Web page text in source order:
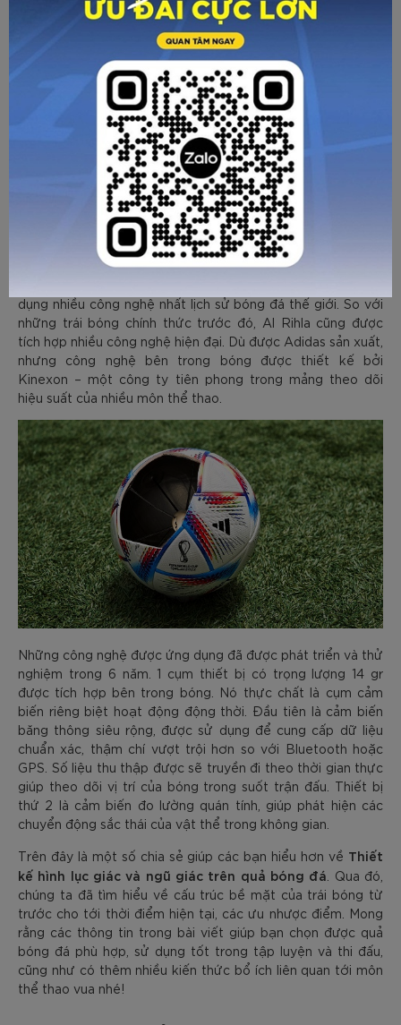
Tới năm 2018, tổng chiều dài đường gờ trên Telstar 18 hơn
Ở kỳ World Cup gần đây nhất diễn ra ở Qatar, quả bóng Al
Rihla với 20 mảnh ghép, được in mực nước và gắn keo. 8
trong số đó có dạng tam giác với các cạnh có độ ráp như
nhau, 12 mảnh còn lại lớn hơn có hình dáng như kem ốc quế.
Và thay vì sử dụng các họa tiết nổi để tăng độ ráp cho bề
mặt giống như các quả bóng trước thì Al Rihla lại được bao
phủ bởi nhiều vết lõm giúp cho bề mặt trở nên tương đối
trơn nhẵn so với các trái bóng được sử dụng trong các kỳ
World Cup trước đó. Để cân bằng, đường nối của Al Rihla
được làm rộng và sâu hơn.
dụng nhiều công nghệ nhất lịch sử bóng đá thế giới. So với
những trái bóng chính thức trước đó, Al Rihla cũng được
tích hợp nhiều công nghệ hiện đại. Dù được Adidas sản xuất,
nhưng công nghệ bên trong bóng được thiết kế bởi
Kinexon – một công ty tiên phong trong mảng theo dõi
hiệu suất của nhiều môn thể thao.
Những công nghệ được ứng dụng đã được phát triển và thử
nghiệm trong 6 năm. 1 cụm thiết bị có trọng lượng 14 gr
được tích hợp bên trong bóng. Nó thực chất là cụm cảm
biến riêng biệt hoạt động động thời. Đầu tiên là cảm biến
băng thông siêu rộng, được sử dụng để cung cấp dữ liệu
chuẩn xác, thậm chí vượt trội hơn so với Bluetooth hoặc
GPS. Số liệu thu thập được sẽ truyền đi theo thời gian thực
giúp theo dõi vị trí của bóng trong suốt trận đấu. Thiết bị
thứ 2 là cảm biến đo lường quán tính, giúp phát hiện các
chuyển động sắc thái của vật thể trong không gian.
Trên đây là một số chia sẻ giúp các bạn hiểu hơn về Thiết
kế hình lục giác và ngũ giác trên quả bóng đá . Qua đó,
chúng ta đã tìm hiểu về cấu trúc bề mặt của trái bóng từ
trước cho tới thời điểm hiện tại, các ưu nhược điểm. Mong
rằng các thông tin trong bài viết giúp bạn chọn được quả
bóng đá phù hợp, sử dụng tốt trong tập luyện và thi đấu,
cũng như có thêm nhiều kiến thức bổ ích liên quan tới môn
thể thao vua nhé!